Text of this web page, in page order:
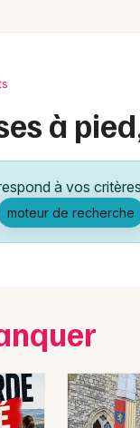
à
à vos
moteur de recherche